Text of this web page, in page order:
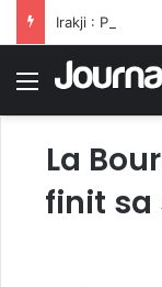
Menu
La
finit sa